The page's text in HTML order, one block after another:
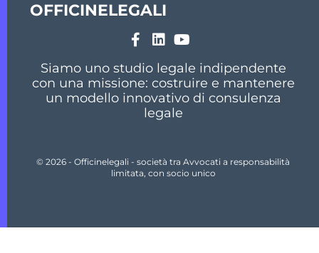
OFFICINELEGALI
Siamo uno studio legale indipendente
con una missione: costruire e mantenere
un modello innovativo di consulenza
legale
© 2026 - Officinelegali - società tra Avvocati a responsabilità
limitata, con socio unico